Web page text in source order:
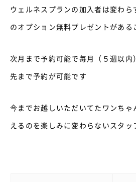
ウェルネスプランの加入者は変わら
のオプション無料プレゼントがある
次月まで予約可能で毎月（５週以内
先まで予約が可能です
今までお越しいただいてたワンちゃ
えるのを楽しみに変わらないスタ